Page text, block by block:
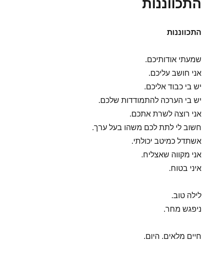
התכווננות
התכווננות
שמעתי אודותיכם.
אני חושב עליכם.
יש בי כבוד אליכם.
יש בי הערכה להתמודדות שלכם.
אני רוצה לשרת אתכם.
חשוב לי לתת לכם משהו בעל ערך.
אשתדל כמיטב יכולתי.
אני מקווה שאצליח.
איני בטוח.
לילה טוב.
ניפגש מחר.
חיים מלאים. היום.